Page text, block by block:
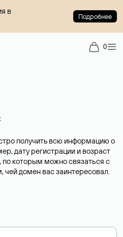
в
Подробнее
0
получить всю информацию о
дату регистрации и возраст
по которым можно связаться с
чей домен вас заинтересовал.